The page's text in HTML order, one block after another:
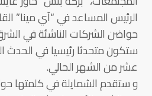
الرئيس المساعد في “آي مينا”
حواضن الشركات الناشئة في
ستكون متحدثا رئيسيا في
عشر من الشهر الحالي.
و ستقدم الشمايلة في كلمتها